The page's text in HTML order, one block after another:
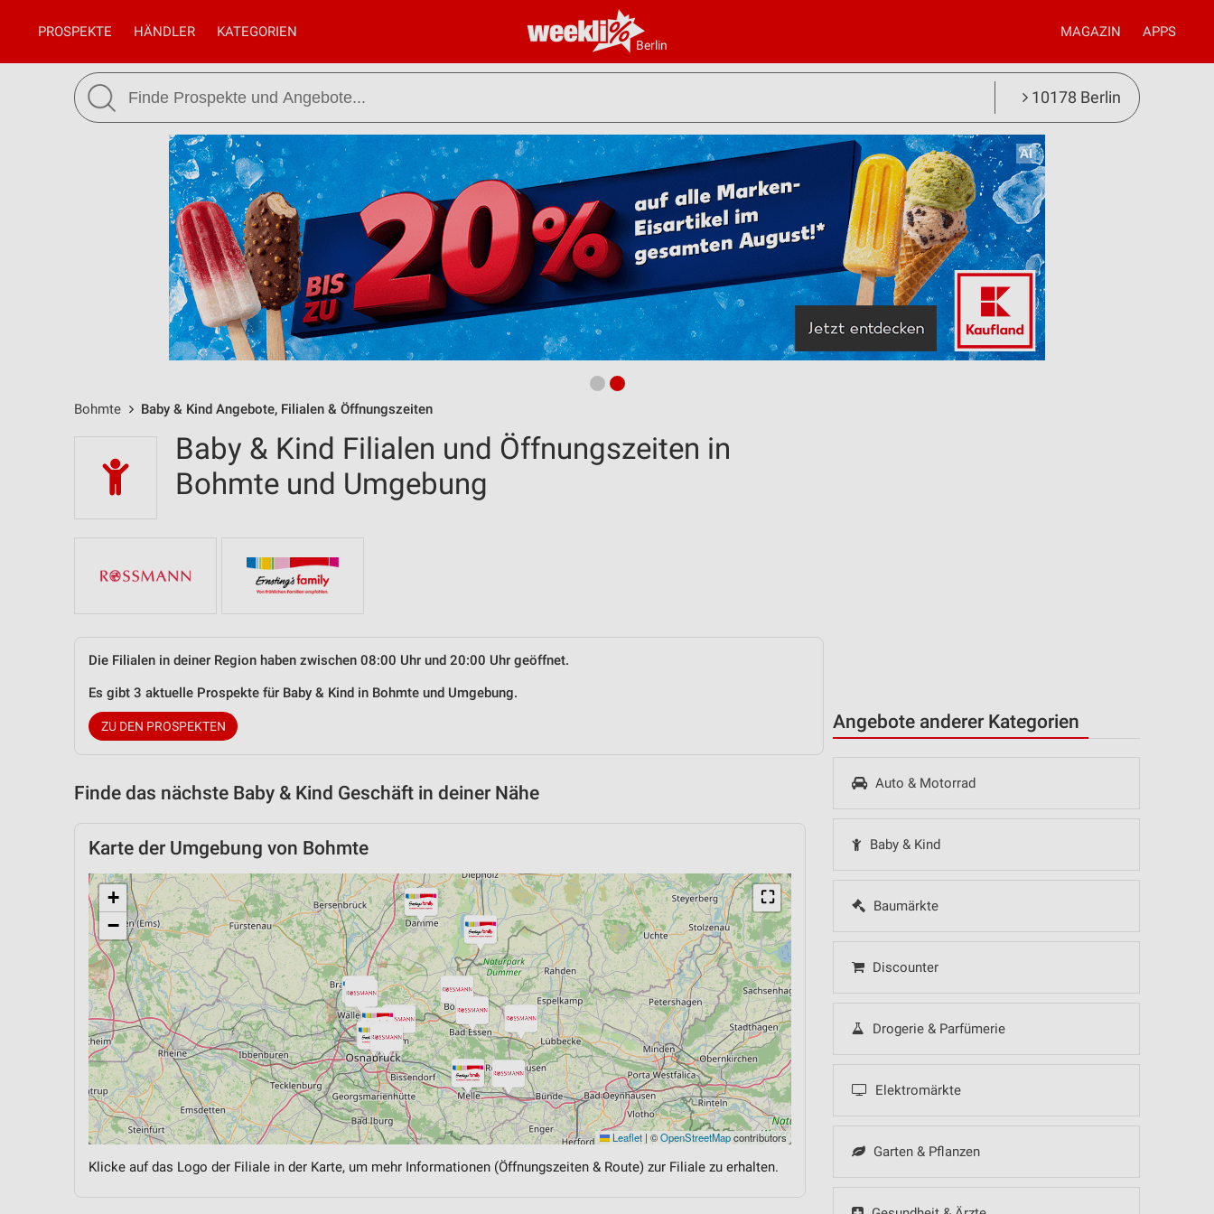
Berlin
PROSPEKTE HÄNDLER KATEGORIEN MAGAZIN APPS
10178 Berlin
Bohmte Baby & Kind Angebote, Filialen & Öffnungszeiten
Angebote anderer Kategorien
Auto & Motorrad
Baby & Kind
Baumärkte
Discounter
Drogerie & Parfümerie
Elektromärkte
Garten & Pflanzen
Baby & Kind Filialen und Öffnungszeiten in
Bohmte und Umgebung
Die Filialen in deiner Region haben zwischen 08:00 Uhr und 20:00 Uhr geöffnet.
Es gibt 3 aktuelle Prospekte für Baby & Kind in Bohmte und Umgebung.
ZU DEN PROSPEKTEN
Finde das nächste Baby & Kind Geschäft in deiner Nähe
Karte der Umgebung von Bohmte
⛶
+
−
Leaflet | ©OpenStreetMapcontributors
Klicke auf das Logo der Filiale in der Karte, um mehr Informationen (Öffnungszeiten & Route) zur Filiale zu erhalten.